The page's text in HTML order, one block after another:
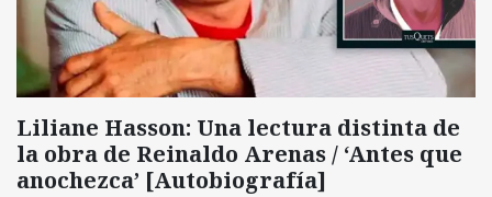
Liliane Hasson: Una lectura distinta de
la obra de Reinaldo Arenas / ‘Antes que
anochezca’ [Autobiografía]